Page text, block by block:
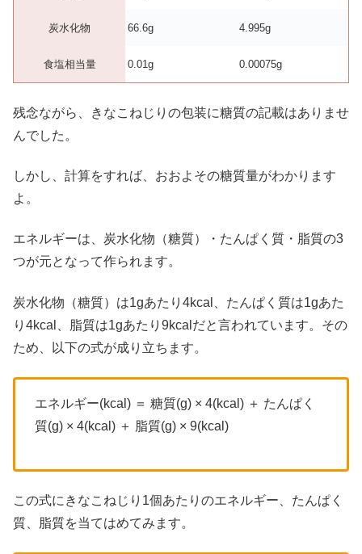
炭水化物 66.6g 4.995g
食塩相当量 0.01g 0.00075g
残念ながら、きなこねじりの包装に糖質の記載はありませ
んでした。
しかし、計算をすれば、おおよその糖質量がわかります
よ。
エネルギーは、炭水化物（糖質）・たんぱく質・脂質の3
つが元となって作られます。
炭水化物（糖質）は1gあたり4kcal、たんぱく質は1gあた
り4kcal、脂質は1gあたり9kcalだと言われています。その
ため、以下の式が成り立ちます。
エネルギー(kcal) ＝ 糖質(g) × 4(kcal) ＋ たんぱく
質(g) × 4(kcal) ＋ 脂質(g) × 9(kcal)
この式にきなこねじり1個あたりのエネルギー、たんぱく
質、脂質を当てはめてみます。